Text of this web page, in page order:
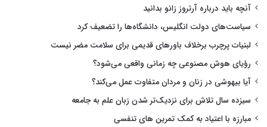
آنچه باید درباره آرتروز زانو بدانید
سیاست‌های دولت انگلیس، دانشگاه‌ها را تضعیف کرد
لبنیات پرچرب برخلاف باورهای قدیمی برای سلامت مضر نیست
رؤیای هوش مصنوعی چه زمانی واقعی می‌شود؟
آیا بیهوشی در زنان و مردان متفاوت عمل می‌کند؟
سیزده سال تلاش برای نزدیک‌تر شدن زبان علم به جامعه
مبارزه با اعتیاد به کمک تمرین های تنفسی